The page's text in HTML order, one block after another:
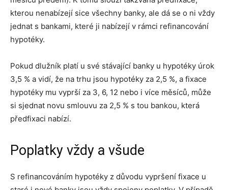
kterou nenabízejí sice všechny banky, ale dá se o ni vždy
jednat s bankami, které ji nabízejí v rámci refinancování
hypotéky.
Pokud dlužník platí u své stávající banky u hypotéky úrok
3,5 % a vidí, že na trhu jsou hypotéky za 2,5 %, a fixace
hypotéky mu vyprší za 3, 6, 12 nebo i více měsíců, může
si sjednat novu smlouvu za 2,5 % s tou bankou, která
předfixaci nabízí.
Poplatky vždy a všude
S refinancováním hypotéky z důvodu vypršení fixace u